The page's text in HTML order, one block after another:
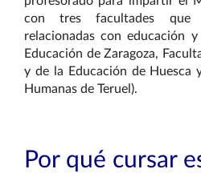
con tres facultades que
relacionadas con educación
Educación de Zaragoza,
y de la Educación de Huesca
Humanas de Teruel).
Por qué cursar